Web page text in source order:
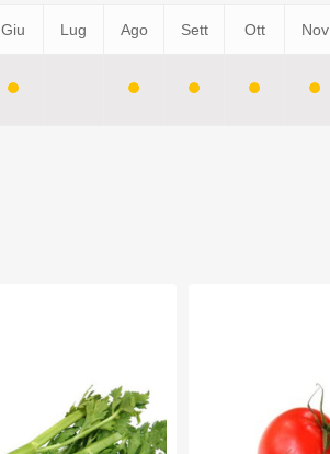
Giu Lug Ago Sett Ott Nov